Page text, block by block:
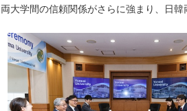
両大学間の信頼関係がさらに強まり、日